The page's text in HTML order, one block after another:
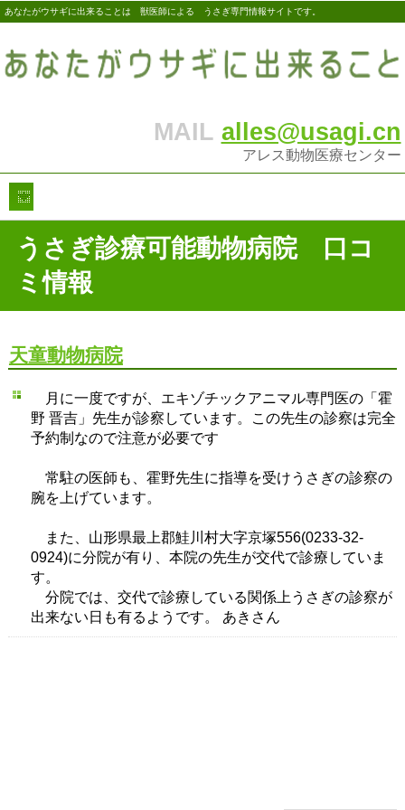
あなたがウサギに出来ることは 獣医師による うさぎ専門情報サイトです。
MAIL alles@usagi.cn
アレス動物医療センター
うさぎ診療可能動物病院 口コ
ミ情報
天童動物病院
月に一度ですが、エキゾチックアニマル専門医の「霍
野 晋吉」先生が診察しています。この先生の診察は完全
予約制なので注意が必要です
常駐の医師も、霍野先生に指導を受けうさぎの診察の
腕を上げています。
また、山形県最上郡鮭川村大字京塚556(0233-32-
0924)に分院が有り、本院の先生が交代で診療していま
す。
分院では、交代で診療している関係上うさぎの診察が
出来ない日も有るようです。 あきさん